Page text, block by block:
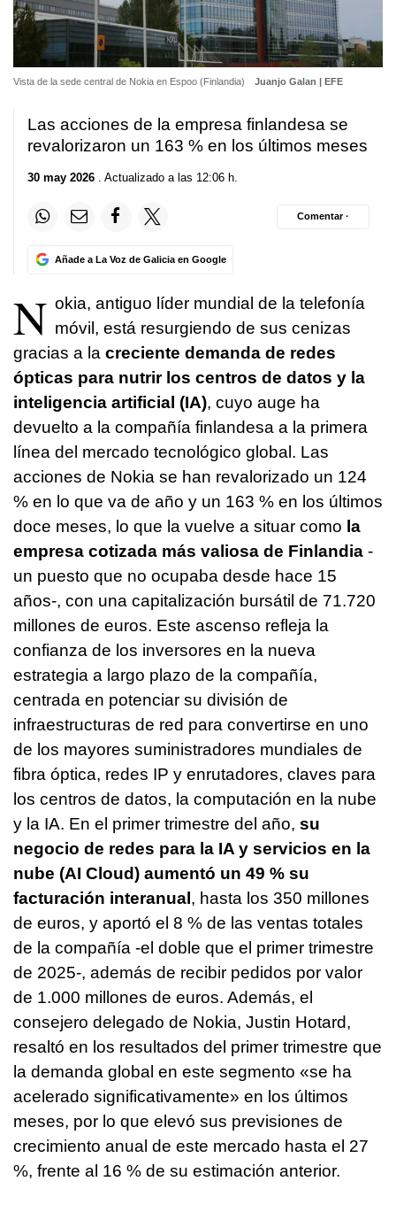
Vista de la sede central de Nokia en Espoo (Finlandia) Juanjo Galan | EFE
Las acciones de la empresa finlandesa se
revalorizaron un 163 % en los últimos meses
30 may 2026 . Actualizado a las 12:06 h.
Añade a La Voz de Galicia en Google
Comentar ·
N okia, antiguo líder mundial de la telefonía
móvil, está resurgiendo de sus cenizas
gracias a la creciente demanda de redes
ópticas para nutrir los centros de datos y la
inteligencia artificial (IA), cuyo auge ha
devuelto a la compañía finlandesa a la primera
línea del mercado tecnológico global. Las
acciones de Nokia se han revalorizado un 124
% en lo que va de año y un 163 % en los últimos
doce meses, lo que la vuelve a situar como la
empresa cotizada más valiosa de Finlandia -
un puesto que no ocupaba desde hace 15
años-, con una capitalización bursátil de 71.720
millones de euros. Este ascenso refleja la
confianza de los inversores en la nueva
estrategia a largo plazo de la compañía,
centrada en potenciar su división de
infraestructuras de red para convertirse en uno
de los mayores suministradores mundiales de
fibra óptica, redes IP y enrutadores, claves para
los centros de datos, la computación en la nube
y la IA. En el primer trimestre del año, su
negocio de redes para la IA y servicios en la
nube (AI Cloud) aumentó un 49 % su
facturación interanual, hasta los 350 millones
de euros, y aportó el 8 % de las ventas totales
de la compañía -el doble que el primer trimestre
de 2025-, además de recibir pedidos por valor
de 1.000 millones de euros. Además, el
consejero delegado de Nokia, Justin Hotard,
resaltó en los resultados del primer trimestre que
la demanda global en este segmento «se ha
acelerado significativamente» en los últimos
meses, por lo que elevó sus previsiones de
crecimiento anual de este mercado hasta el 27
%, frente al 16 % de su estimación anterior.